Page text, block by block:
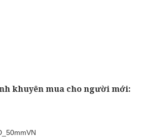
khuyên mua cho người mới: